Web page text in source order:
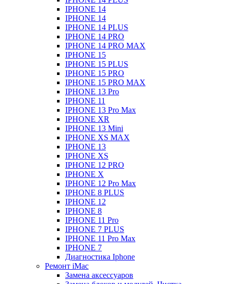
IPHONE 14
IPHONE 14
IPHONE 14 PLUS
IPHONE 14 PRO
IPHONE 14 PRO MAX
IPHONE 15
IPHONE 15 PLUS
IPHONE 15 PRO
IPHONE 15 PRO MAX
IPHONE 13 Pro
IPHONE 11
IPHONE 13 Pro Max
IPHONE XR
IPHONE 13 Mini
IPHONE XS MAX
IPHONE 13
IPHONE XS
IPHONE 12 PRO
IPHONE X
IPHONE 12 Pro Max
IPHONE 8 PLUS
IPHONE 12
IPHONE 8
IPHONE 11 Pro
IPHONE 7 PLUS
IPHONE 11 Pro Max
IPHONE 7
Диагностика Iphone
Ремонт iMac
Замена аксессуаров